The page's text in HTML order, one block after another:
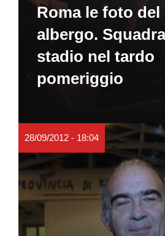
Roma le foto del
albergo.
stadio nel tardo
pomeriggio
28/09/2012 - 18:04